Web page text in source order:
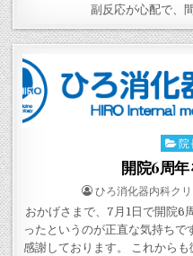
副反応が心配で、
in
院
開院6周
POSTED
BY
ひろ消化器内科ク
おかげさまで、7月1日で開院6
ったというのが正直な気持ちで
感謝しております。 これから